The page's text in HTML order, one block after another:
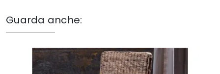
Guarda anche: